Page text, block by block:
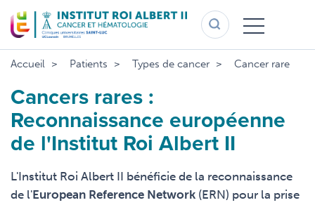
au
contenu
principal
Accueil Patients Types de cancer Cancer rare
Cancers rares :
Reconnaissance européenne
de l'Institut Roi Albert II
L'Institut Roi Albert II bénéficie de la reconnaissance
de l'European Reference Network (ERN) pour la prise